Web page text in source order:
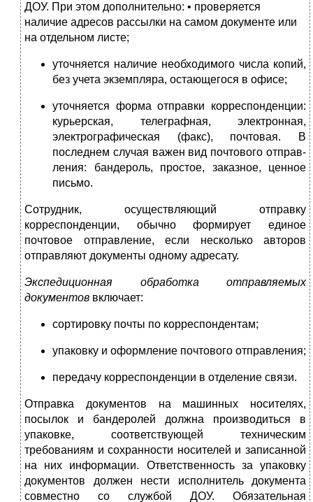
ДОУ. При этом дополнительно: • проверяется
наличие адресов рассылки на самом документе или
на отдельном листе;
уточняется наличие необходимого числа копий,
без учета экземпляра, остающегося в офисе;
уточняется форма отправки корреспонденции:
курьерская, телеграфная, электронная,
электрографическая (факс), почтовая. В
последнем случая важен вид почтового отправ­
ления: бандероль, простое, заказное, ценное
письмо.
Сотрудник, осуществляющий отправку
корреспонденции, обычно формирует единое
почтовое отправление, если несколько авторов
отправляют документы одному адресату.
Экспедиционная обработка отправляемых
документов вклю­чает:
сортировку почты по корреспондентам;
упаковку и оформление почтового отправления;
передачу корреспонденции в отделение связи.
Отправка документов на машинных носителях,
посылок и бан­деролей должна производиться в
упаковке, соответствующей тех­ническим
требованиям и сохранности носителей и записанной
на них информации. Ответственность за упаковку
документов должен нести исполнитель документа
совместно со службой ДОУ. Обяза­тельная